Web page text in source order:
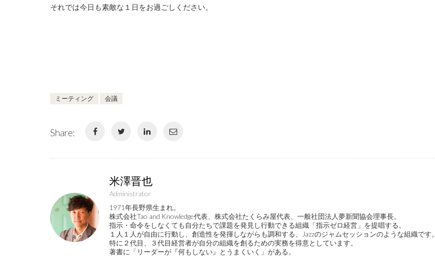
それでは今日も素敵な１日をお過ごしください。
ミーティング 会議
Share:
米澤晋也
Administrator
1971年長野県生まれ。
株式会社Tao and Knowledge代表、株式会社たくらみ屋代表、一般社団法人夢新聞協会理事長。
指示・命令をしなくても自分たちで課題を発見し行動できる組織「指示ゼロ経営」を提唱する。
１人１人が自由に行動し、創造性を発揮しながらも調和する、Jazzのジャムセッションのような組織です。
特に２代目、３代目経営者が自分の組織を創るための実務を得意としています。
著書に「リーダーが『何もしない』とうまくいく」がある。